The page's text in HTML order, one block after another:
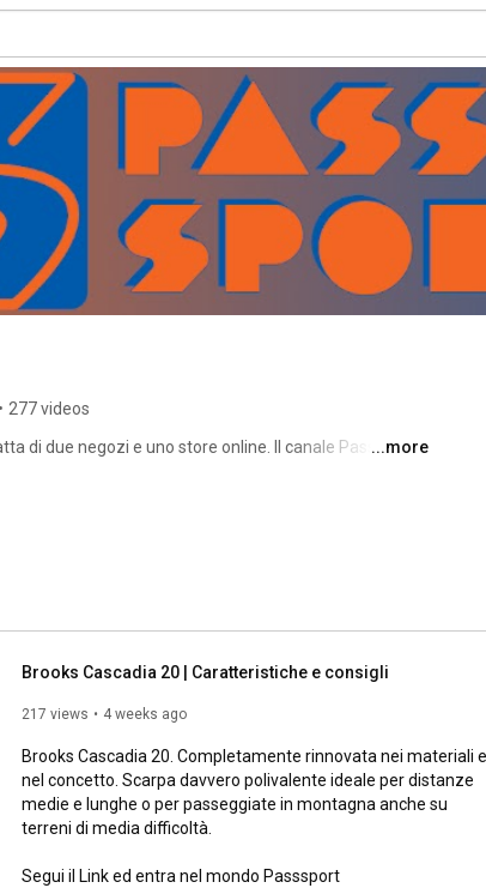
• 277 videos
di due negozi e uno store online. Il canale Passsport
nostri video è offrire uno spaccato di vita quotidiana,
presentando le ultime novità del mercato, le nostre
sempre convergenti.E la filosofia che
e condividere le nostre conoscenze. Vuoi essere dei
e dacci dei suggerimenti.
...more
Brooks Cascadia 20 | Caratteristiche e consigli
217 views 4 weeks ago
Brooks Cascadia 20. Completamente rinnovata nei materiali e
nel concetto. Scarpa davvero polivalente ideale per distanze
medie e lunghe o per passeggiate in montagna anche su
terreni di media difficoltà.
Segui il Link ed entra nel mondo Passsport